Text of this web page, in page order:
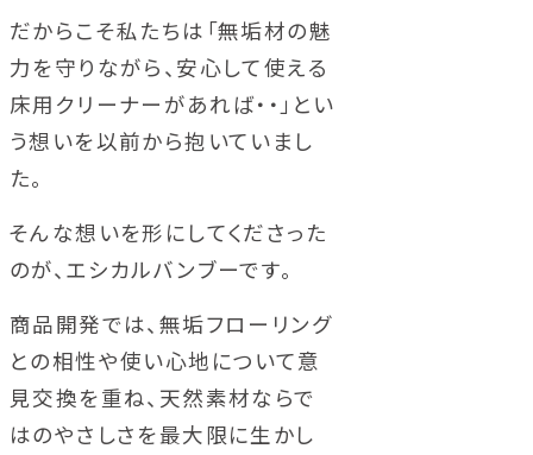
だからこそ私たちは「無垢材の魅
力を守りながら、安心して使える
床用クリーナーがあれば・・」とい
う想いを以前から抱いていまし
た。
そんな想いを形にしてくださった
のが、エシカルバンブーです。
商品開発では、無垢フローリング
との相性や使い心地について意
見交換を重ね、天然素材ならで
はのやさしさを最大限に生かし